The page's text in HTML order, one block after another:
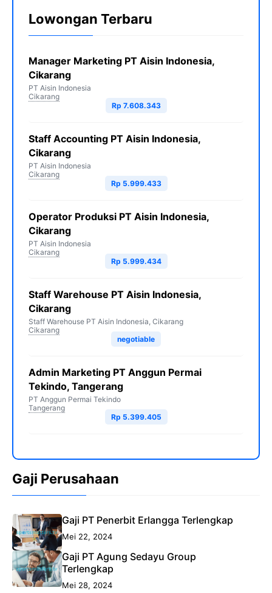
Lowongan Terbaru
Manager Marketing PT Aisin Indonesia,
Cikarang
PT Aisin Indonesia
Cikarang
Rp 7.608.343
Staff Accounting PT Aisin Indonesia,
Cikarang
PT Aisin Indonesia
Cikarang
Rp 5.999.433
Operator Produksi PT Aisin Indonesia,
Cikarang
PT Aisin Indonesia
Cikarang
Rp 5.999.434
Staff Warehouse PT Aisin Indonesia,
Cikarang
Staff Warehouse PT Aisin Indonesia, Cikarang
Cikarang
negotiable
Admin Marketing PT Anggun Permai
Tekindo, Tangerang
PT Anggun Permai Tekindo
Tangerang
Rp 5.399.405
Gaji Perusahaan
Gaji PT Penerbit Erlangga Terlengkap
Mei 22, 2024
Gaji PT Agung Sedayu Group
Terlengkap
Mei 28, 2024